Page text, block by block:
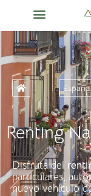
España
Renting
Disfruta del
particulares,
nuevo vehículo